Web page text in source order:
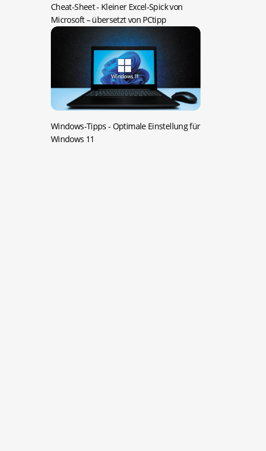
Cheat-Sheet - Kleiner Excel-Spick von
Microsoft – übersetzt von PCtipp
Windows-Tipps - Optimale Einstellung für
Windows 11